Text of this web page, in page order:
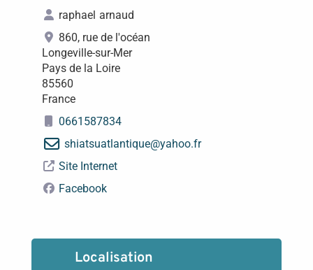
raphael arnaud
860, rue de l'océan
Longeville-sur-Mer
Pays de la Loire
85560
France
0661587834
shiatsuatlantique@yahoo.fr
Site Internet
Facebook
Localisation